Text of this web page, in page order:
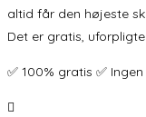
altid får den højeste
Det er gratis,
✅ 100% gratis ✅